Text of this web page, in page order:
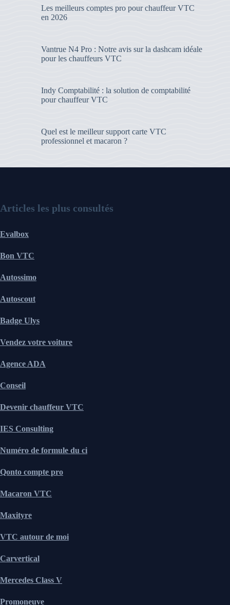
Les meilleurs comptes pro pour chauffeur VTC
en 2026
Vantrue N4 Pro : Notre avis sur la dashcam idéale
pour les chauffeurs VTC
Indy Comptabilité : la solution de comptabilité
pour chauffeur VTC
Quel est le meilleur support carte VTC
professionnel et macaron ?
Articles les plus consultés
Evalbox
Bon VTC
Autossimo
Autoscout
Badge Ulys
Vendez votre voiture
Agence ADA
Conseil
Devenir chauffeur VTC
IES Consulting
Numéro de formule du ci
Qonto compte pro
Macaron VTC
Maxityre
VTC autour de moi
Carvertical
Mercedes Class V
Promoneuve